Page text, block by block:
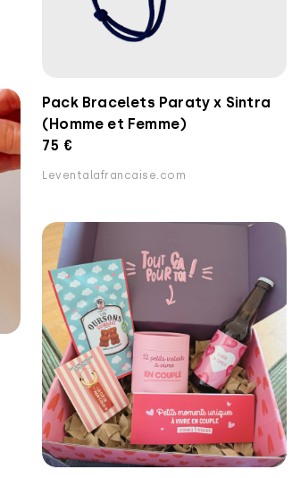
Pack Bracelets Paraty x Sintra
(Homme et Femme)
75 €
Leventalafrancaise.com